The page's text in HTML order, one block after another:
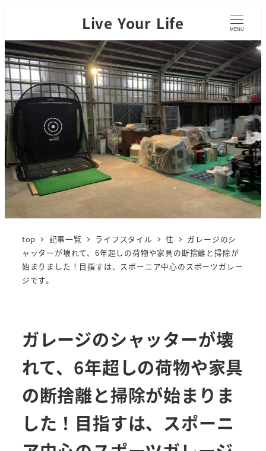
Live Your Life MENU
top 記事一覧 ライフスタイル 住
ガレージのシ
ャッターが壊れて、6年超しの荷物や家具の断捨離と掃除が
始まりました！目指すは、スポーニア中心のスポーツガレー
ジです。
ガレージのシャッターが壊
れて、6年超しの荷物や家具
の断捨離と掃除が始まりま
した！目指すは、スポーニ